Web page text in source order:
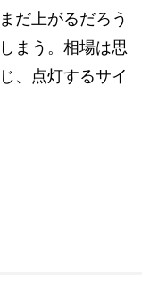
だ上がるだろう
まう。相場は思
、点灯するサイ